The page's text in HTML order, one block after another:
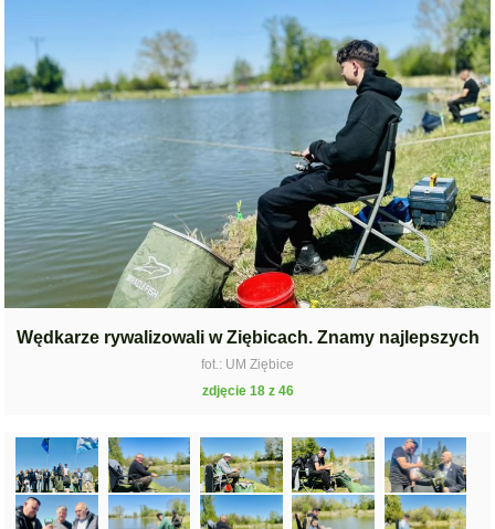
Wędkarze rywalizowali w Ziębicach. Znamy najlepszych
fot.: UM Ziębice
zdjęcie 18 z 46